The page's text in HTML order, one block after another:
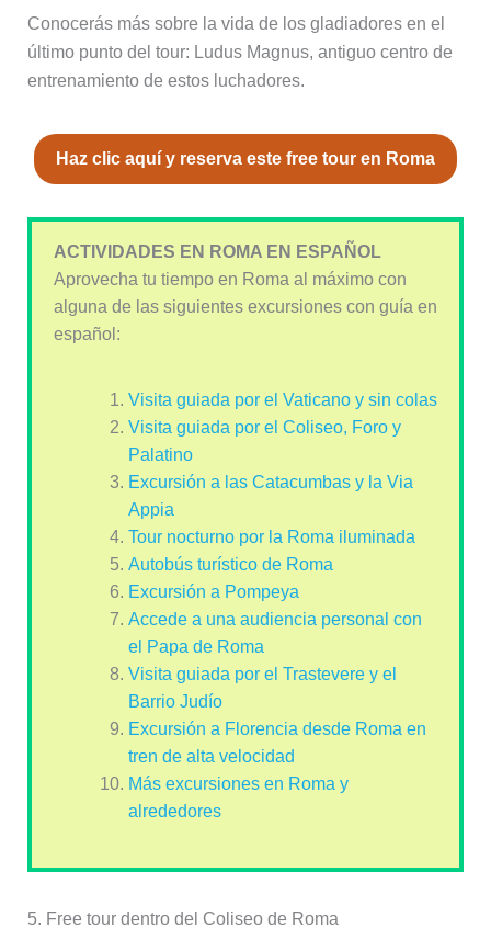
Conocerás más sobre la vida de los gladiadores en el
último punto del tour: Ludus Magnus, antiguo centro de
entrenamiento de estos luchadores.
Haz clic aquí y reserva este free tour en Roma
ACTIVIDADES EN ROMA EN ESPAÑOL
Aprovecha tu tiempo en Roma al máximo con
alguna de las siguientes excursiones con guía en
español:
Visita guiada por el Vaticano y sin colas
Visita guiada por el Coliseo, Foro y
Palatino
Excursión a las Catacumbas y la Via
Appia
Tour nocturno por la Roma iluminada
Autobús turístico de Roma
Excursión a Pompeya
Accede a una audiencia personal con
el Papa de Roma
Visita guiada por el Trastevere y el
Barrio Judío
Excursión a Florencia desde Roma en
tren de alta velocidad
Más excursiones en Roma y
alrededores
5. Free tour dentro del Coliseo de Roma